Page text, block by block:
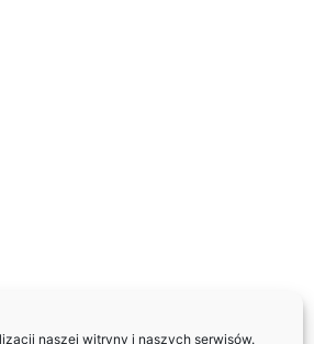
naszej witryny i naszych serwisów.